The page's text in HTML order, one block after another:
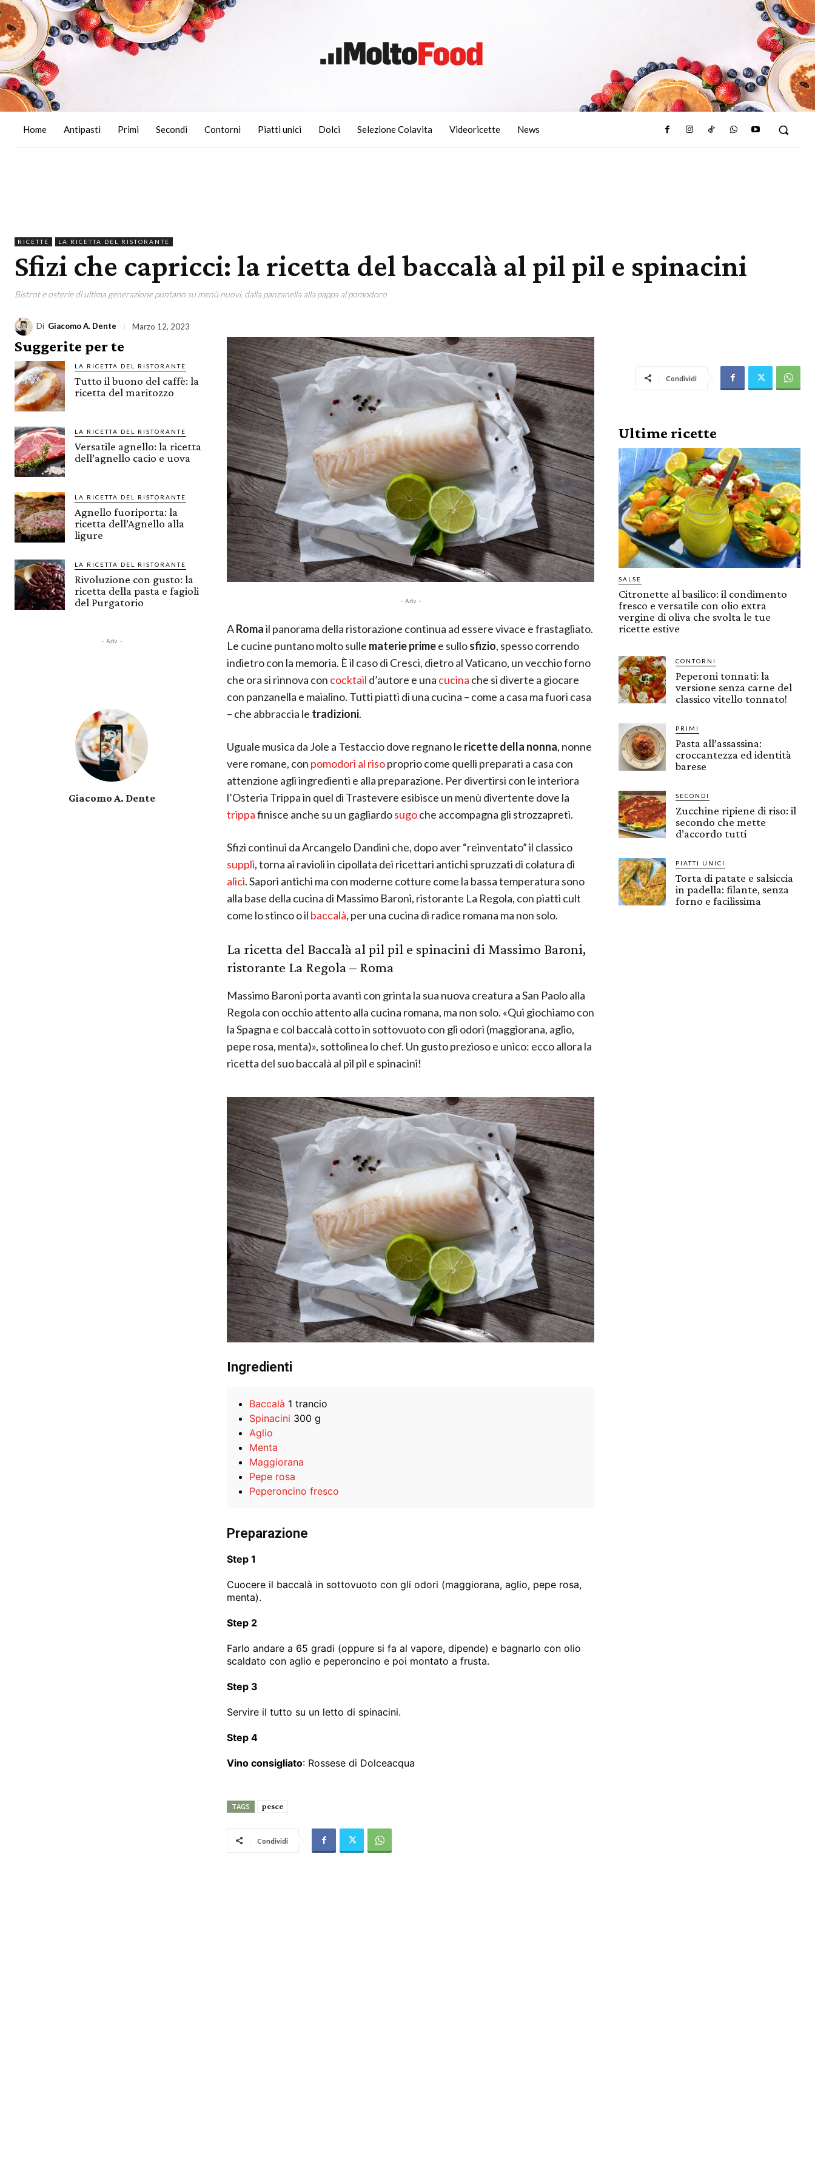
Home Antipasti Primi Secondi Contorni Piatti unici Dolci Selezione Colavita Videoricette News
RICETTE LA RICETTA DEL RISTORANTE
Sfizi che capricci: la ricetta del baccalà al pil pil e spinacini
Bistrot e osterie di ultima generazione puntano su menù nuovi, dalla panzanella alla pappa al pomodoro
Di Giacomo A. Dente Marzo 12, 2023
Suggerite per te
LA RICETTA DEL RISTORANTE
Tutto il buono del caffè: la
ricetta del maritozzo
LA RICETTA DEL RISTORANTE
Versatile agnello: la ricetta
dell’agnello cacio e uova
LA RICETTA DEL RISTORANTE
Agnello fuoriporta: la
ricetta dell’Agnello alla
ligure
LA RICETTA DEL RISTORANTE
Rivoluzione con gusto: la
ricetta della pasta e fagioli
del Purgatorio
- Adv -
Giacomo A. Dente
- Adv -
ARomail panorama della ristorazione continua ad essere vivace e frastagliato.
Le cucine puntano molto sulle materie primee sullosfizio, spesso correndo
indietro con la memoria. È il caso di Cresci, dietro al Vaticano, un vecchio forno
che ora si rinnova con cocktail d’autore e una cucina che si diverte a giocare
con panzanella e maialino. Tutti piatti di una cucina – come a casa ma fuori casa
– che abbraccia le tradizioni.
Uguale musica da Jole a Testaccio dove regnano le ricette della nonna, nonne
vere romane, con pomodori al risoproprio come quelli preparati a casa con
attenzione agli ingredienti e alla preparazione. Per divertirsi con le interiora
l’Osteria Trippa in quel di Trastevere esibisce un menù divertente dove la
trippafinisce anche su un gagliardosugoche accompagna gli strozzapreti.
Sfizi continui da Arcangelo Dandini che, dopo aver “reinventato” il classico
supplì, torna ai ravioli in cipollata dei ricettari antichi spruzzati di colatura di
alici. Sapori antichi ma con moderne cotture come la bassa temperatura sono
alla base della cucina di Massimo Baroni, ristorante La Regola, con piatti cult
come lo stinco o il baccalà, per una cucina di radice romana ma non solo.
La ricetta del Baccalà al pil pil e spinacini di Massimo Baroni,
ristorante La Regola – Roma
Massimo Baroni porta avanti con grinta la sua nuova creatura a San Paolo alla
Regola con occhio attento alla cucina romana, ma non solo. «Qui giochiamo con
la Spagna e col baccalà cotto in sottovuoto con gli odori (maggiorana, aglio,
pepe rosa, menta)», sottolinea lo chef. Un gusto prezioso e unico: ecco allora la
ricetta del suo baccalà al pil pil e spinacini!
Ingredienti
Baccalà 1 trancio
Spinacini 300 g
Aglio
Menta
Maggiorana
Pepe rosa
Peperoncino fresco
Preparazione
Step 1
Cuocere il baccalà in sottovuoto con gli odori (maggiorana, aglio, pepe rosa,
menta).
Step 2
Farlo andare a 65 gradi (oppure si fa al vapore, dipende) e bagnarlo con olio
scaldato con aglio e peperoncino e poi montato a frusta.
Step 3
Servire il tutto su un letto di spinacini.
Step 4
Vino consigliato: Rossese di Dolceacqua
TAGS pesce
Condividi
Condividi
Ultime ricette
SALSE
Citronette al basilico: il condimento
fresco e versatile con olio extra
vergine di oliva che svolta le tue
ricette estive
CONTORNI
Peperoni tonnati: la
versione senza carne del
classico vitello tonnato!
PRIMI
Pasta all’assassina:
croccantezza ed identità
barese
SECONDI
Zucchine ripiene di riso: il
secondo che mette
d’accordo tutti
PIATTI UNICI
Torta di patate e salsiccia
in padella: filante, senza
forno e facilissima